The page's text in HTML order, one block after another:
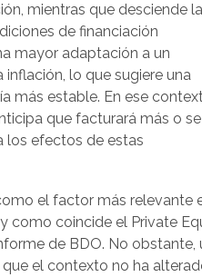
mientras que desciende
de financiación
mayor adaptación a un
lo que sugiere una
más estable. En ese
que facturará más o se
los efectos de estas
el factor más relevante
como coincide el Private
de BDO. No obstante,
el contexto no ha